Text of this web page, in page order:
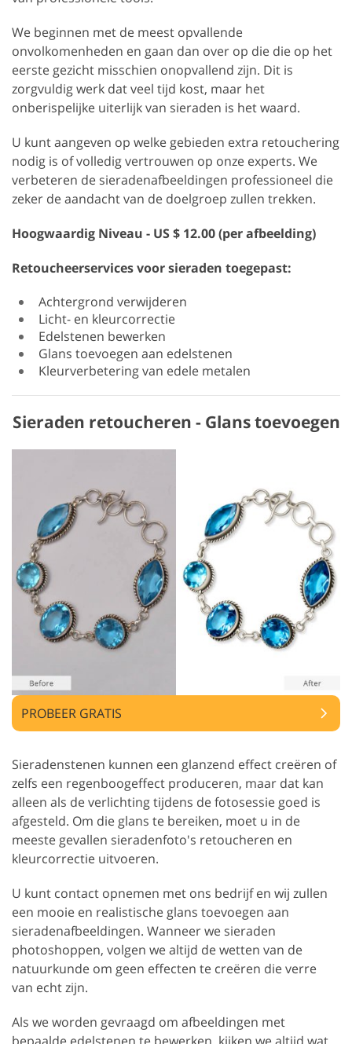
We beginnen met de meest opvallende
onvolkomenheden en gaan dan over op die die op het
eerste gezicht misschien onopvallend zijn. Dit is
zorgvuldig werk dat veel tijd kost, maar het
onberispelijke uiterlijk van sieraden is het waard.
U kunt aangeven op welke gebieden extra retouchering
nodig is of volledig vertrouwen op onze experts. We
verbeteren de sieradenafbeeldingen professioneel die
zeker de aandacht van de doelgroep zullen trekken.
Hoogwaardig Niveau - US $ 12.00 (per afbeelding)
Retoucheerservices voor sieraden toegepast:
Achtergrond verwijderen
Licht- en kleurcorrectie
Edelstenen bewerken
Glans toevoegen aan edelstenen
Kleurverbetering van edele metalen
Sieraden retoucheren - Glans toevoegen
PROBEER GRATIS
Sieradenstenen kunnen een glanzend effect creëren of
zelfs een regenboogeffect produceren, maar dat kan
alleen als de verlichting tijdens de fotosessie goed is
afgesteld. Om die glans te bereiken, moet u in de
meeste gevallen sieradenfoto's retoucheren en
kleurcorrectie uitvoeren.
U kunt contact opnemen met ons bedrijf en wij zullen
een mooie en realistische glans toevoegen aan
sieradenafbeeldingen. Wanneer we sieraden
photoshoppen, volgen we altijd de wetten van de
natuurkunde om geen effecten te creëren die verre
van echt zijn.
Als we worden gevraagd om afbeeldingen met